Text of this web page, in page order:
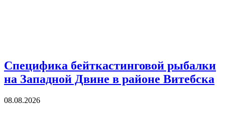
Специфика бейткастинговой рыбалки
на Западной Двине в районе Витебска
08.08.2026